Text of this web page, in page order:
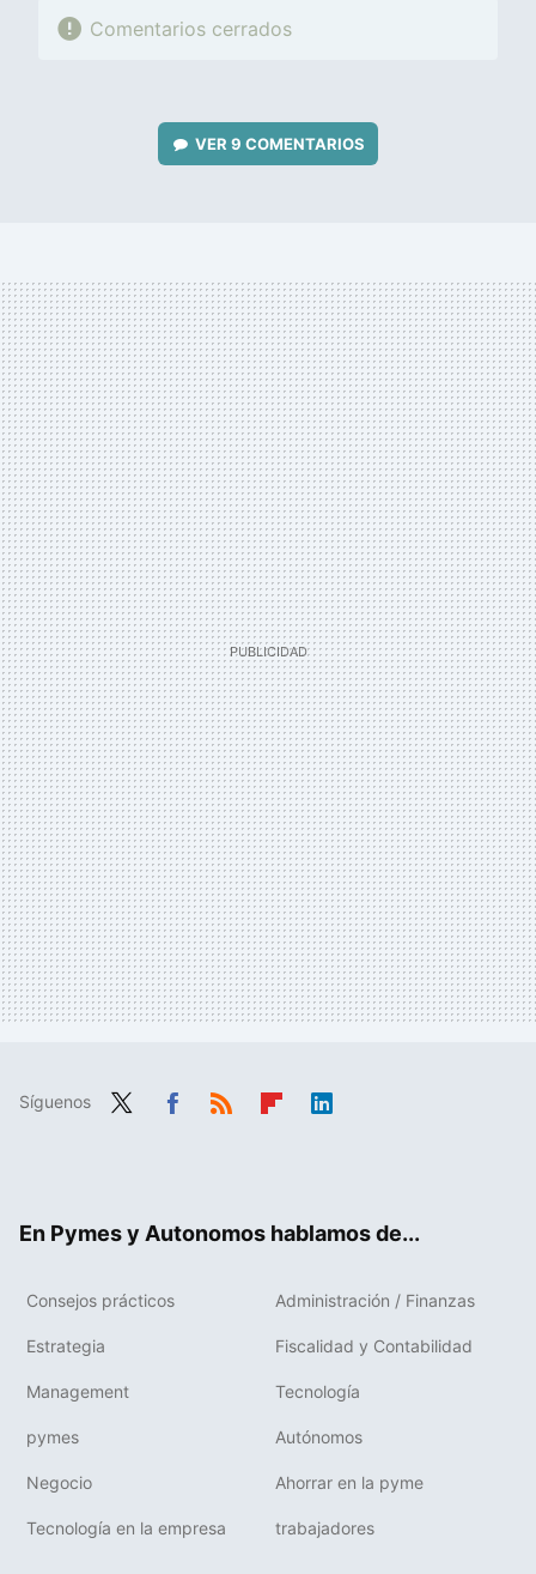
Comentarios cerrados
VER 9 COMENTARIOS
Síguenos
En Pymes y Autonomos hablamos de...
Consejos prácticos Administración / Finanzas
Estrategia Fiscalidad y Contabilidad
Management Tecnología
pymes Autónomos
Negocio Ahorrar en la pyme
Tecnología en la empresa trabajadores